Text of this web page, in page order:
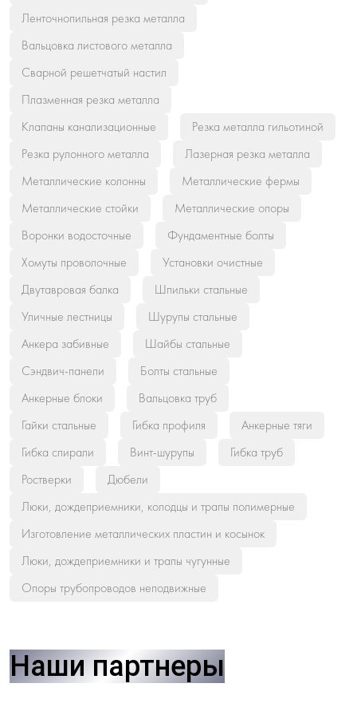
Ленточнопильная резка металла
Вальцовка листового металла
Сварной решетчатый настил
Плазменная резка металла
Клапаны канализационные
Резка металла гильотиной
Резка рулонного металла
Лазерная резка металла
Металлические колонны
Металлические фермы
Металлические стойки
Металлические опоры
Воронки водосточные
Фундаментные болты
Хомуты проволочные
Установки очистные
Двутавровая балка
Шпильки стальные
Уличные лестницы
Шурупы стальные
Анкера забивные
Шайбы стальные
Сэндвич-панели
Болты стальные
Анкерные блоки
Вальцовка труб
Гайки стальные
Гибка профиля
Анкерные тяги
Гибка спирали
Винт-шурупы
Гибка труб
Ростверки
Дюбели
Люки, дождеприемники, колодцы и трапы полимерные
Изготовление металлических пластин и косынок
Люки, дождеприемники и трапы чугунные
Опоры трубопроводов неподвижные
Наши партнеры